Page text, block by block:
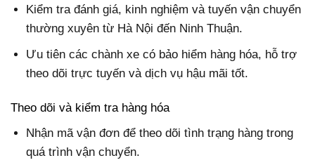
Kiểm tra đánh giá, kinh nghiệm và tuyến vận chuyển
thường xuyên từ Hà Nội đến Ninh Thuận.
Ưu tiên các chành xe có bảo hiểm hàng hóa, hỗ trợ
theo dõi trực tuyến và dịch vụ hậu mãi tốt.
Theo dõi và kiểm tra hàng hóa
Nhận mã vận đơn để theo dõi tình trạng hàng trong
quá trình vận chuyển.